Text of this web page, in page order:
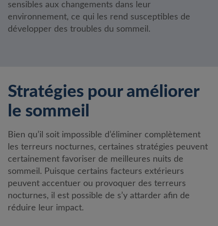
sensibles aux changements dans leur
environnement, ce qui les rend susceptibles de
développer des troubles du sommeil.
Stratégies pour améliorer
le sommeil
Bien qu’il soit impossible d’éliminer complètement
les terreurs nocturnes, certaines stratégies peuvent
certainement favoriser de meilleures nuits de
sommeil. Puisque certains facteurs extérieurs
peuvent accentuer ou provoquer des terreurs
nocturnes, il est possible de s’y attarder afin de
réduire leur impact.